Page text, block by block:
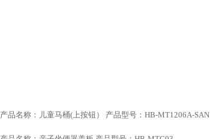
产品名称：儿童马桶(上按钮） 产品型号：HB-MT1206A-SAN